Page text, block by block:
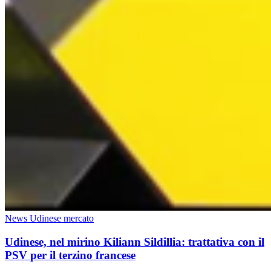
News Udinese mercato
Udinese, nel mirino Kiliann Sildillia: trattativa con il
PSV per il terzino francese